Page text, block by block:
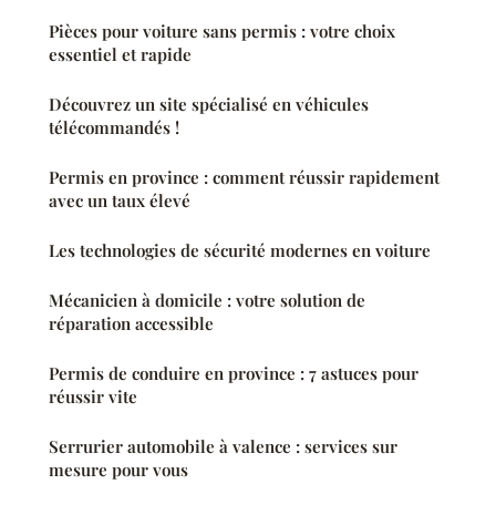
Pièces pour voiture sans permis : votre choix
essentiel et rapide
Découvrez un site spécialisé en véhicules
télécommandés !
Permis en province : comment réussir rapidement
avec un taux élevé
Les technologies de sécurité modernes en voiture
Mécanicien à domicile : votre solution de
réparation accessible
Permis de conduire en province : 7 astuces pour
réussir vite
Serrurier automobile à valence : services sur
mesure pour vous